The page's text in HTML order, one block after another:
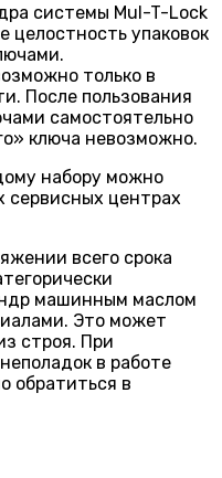
системы Mul-T-Lock
целостность упаковок
только в
После пользования
самостоятельно
ключа невозможно.
набору можно
сервисных центрах
всего срока
машинным маслом
Это может
строя. При
в работе
обратиться в